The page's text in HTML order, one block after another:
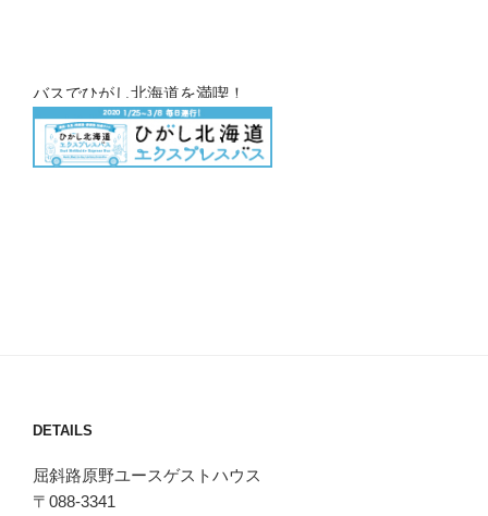
バスでひがし北海道を満喫！
DETAILS
屈斜路原野ユースゲストハウス
〒088-3341